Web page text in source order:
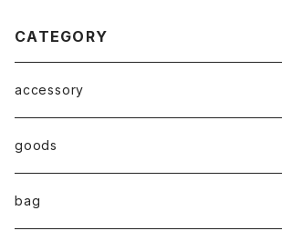
CATEGORY
accessory
◇ZERO series◇
◇enclosure series◇(封入)
goods
broach
bag